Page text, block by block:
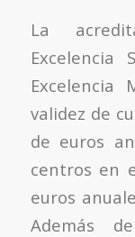
La
Excelencia
Excelencia
validez de
de euros
centros en
euros
Además